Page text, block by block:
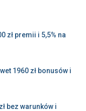
zł premii i 5,5% na
1960 zł bonusów i
bez warunków i